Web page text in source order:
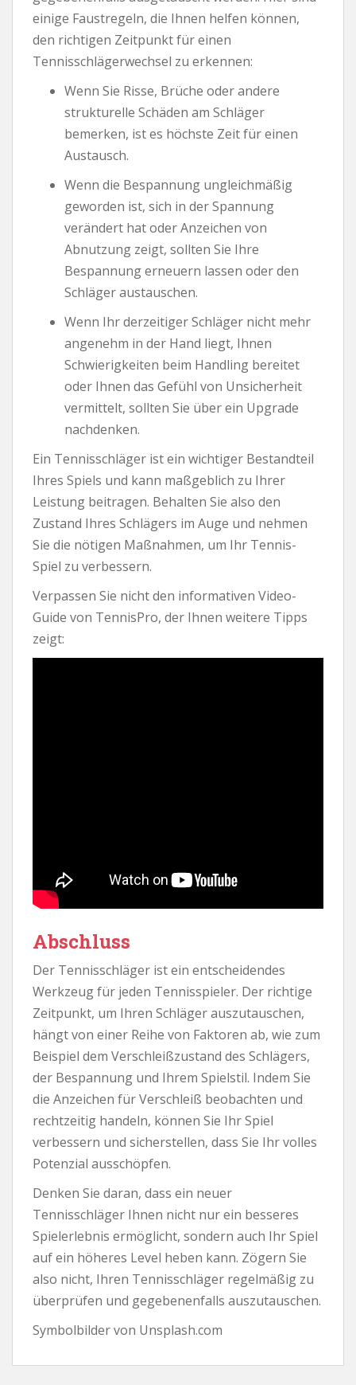
einige Faustregeln, die Ihnen helfen können,
den richtigen Zeitpunkt für einen
Tennisschlägerwechsel zu erkennen:
Wenn Sie Risse, Brüche oder andere
strukturelle Schäden am Schläger
bemerken, ist es höchste Zeit für einen
Austausch.
Wenn die Bespannung ungleichmäßig
geworden ist, sich in der Spannung
verändert hat oder Anzeichen von
Abnutzung zeigt, sollten Sie Ihre
Bespannung erneuern lassen oder den
Schläger austauschen.
Wenn Ihr derzeitiger Schläger nicht mehr
angenehm in der Hand liegt, Ihnen
Schwierigkeiten beim Handling bereitet
oder Ihnen das Gefühl von Unsicherheit
vermittelt, sollten Sie über ein Upgrade
nachdenken.
Ein Tennisschläger ist ein wichtiger Bestandteil
Ihres Spiels und kann maßgeblich zu Ihrer
Leistung beitragen. Behalten Sie also den
Zustand Ihres Schlägers im Auge und nehmen
Sie die nötigen Maßnahmen, um Ihr Tennis-
Spiel zu verbessern.
Verpassen Sie nicht den informativen Video-
Guide von TennisPro, der Ihnen weitere Tipps
zeigt:
Abschluss
Der Tennisschläger ist ein entscheidendes
Werkzeug für jeden Tennisspieler. Der richtige
Zeitpunkt, um Ihren Schläger auszutauschen,
hängt von einer Reihe von Faktoren ab, wie zum
Beispiel dem Verschleißzustand des Schlägers,
der Bespannung und Ihrem Spielstil. Indem Sie
die Anzeichen für Verschleiß beobachten und
rechtzeitig handeln, können Sie Ihr Spiel
verbessern und sicherstellen, dass Sie Ihr volles
Potenzial ausschöpfen.
Denken Sie daran, dass ein neuer
Tennisschläger Ihnen nicht nur ein besseres
Spielerlebnis ermöglicht, sondern auch Ihr Spiel
auf ein höheres Level heben kann. Zögern Sie
also nicht, Ihren Tennisschläger regelmäßig zu
überprüfen und gegebenenfalls auszutauschen.
Symbolbilder von Unsplash.com